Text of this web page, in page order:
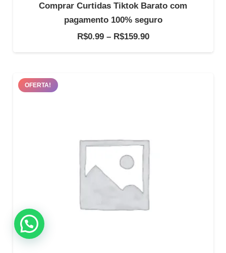
Comprar Curtidas Tiktok Barato com
pagamento 100% seguro
R$0.99 – R$159.90Faixa
de
OFERTA!